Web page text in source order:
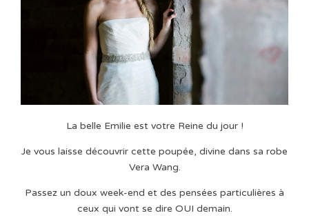
La belle Emilie est votre Reine du jour !
Je vous laisse découvrir cette poupée, divine dans sa robe
Vera Wang.
Passez un doux week-end et des pensées particulières à
ceux qui vont se dire OUI demain.